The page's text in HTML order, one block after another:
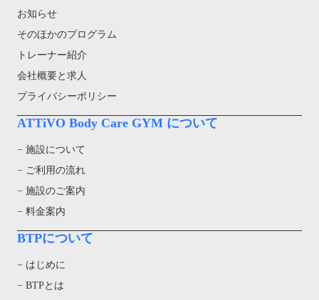
お知らせ
そのほかのプログラム
トレーナー紹介
会社概要と求人
プライバシーポリシー
ATTiVO Body Care GYM について
− 施設について
− ご利用の流れ
− 施設のご案内
− 料金案内
BTPについて
− はじめに
− BTPとは